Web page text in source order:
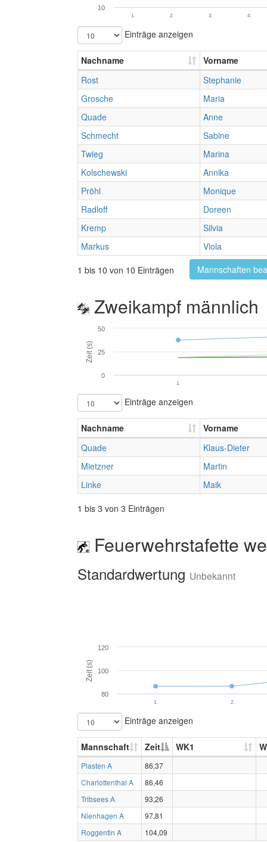
1. 2. 3. 4.
10
Einträge anzeigen
Nachname
Vorname
Rost
Stephanie
Grosche
Maria
Quade
Anne
Schmecht
Sabine
Twieg
Marina
Kolschewski
Annika
Pröhl
Monique
Radloff
Doreen
Kremp
Silvia
Markus
Viola
1 bis 10 von 10 Einträgen
Mannschaften
Zweikampf männlich
Zeit (s)
1.
0
25
50
Einträge anzeigen
Nachname
Vorname
Quade
Klaus-Dieter
Mietzner
Martin
Linke
Maik
1 bis 3 von 3 Einträgen
Feuerwehrstafette
Standardwertung Unbekannt
Zeit (s)
1. 2.
80
100
120
Einträge anzeigen
Mannschaft Zeit WK1
Plasten A
86,37
Charlottenthal A
86,46
Tribsees A
93,26
Nienhagen A
97,81
Roggentin A
104,09